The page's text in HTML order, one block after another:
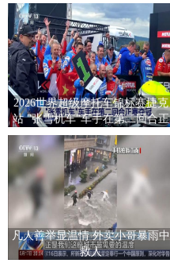
2026世界超级摩托车锦标赛捷克
站 "张雪机车"车手在第二回合正
赛夺冠
凡人善举显温情 外卖小哥暴雨中
救人